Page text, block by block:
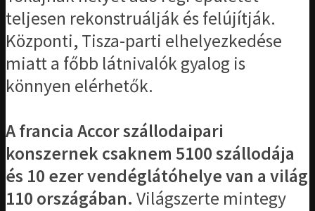
teljesen rekonstruálják és felújítják.
Központi, Tisza-parti elhelyezkedése
miatt a főbb látnivalók gyalog is
könnyen elérhetők.
A francia Accor szállodaipari
konszernek csaknem 5100 szállodája
és 10 ezer vendéglátóhelye van a világ
110 országában. Világszerte mintegy